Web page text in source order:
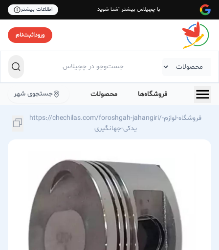
با چچیلاس بیشتر آشنا شوید اطلاعات بیشتر
ورود|ثبت‌نام
فروشگاه‌ها محصولات جستجوی شهر
https://chechilas.com/foroshgah-jahangiri/فروشگاه-لوازم-
یدکی-جهانگیری